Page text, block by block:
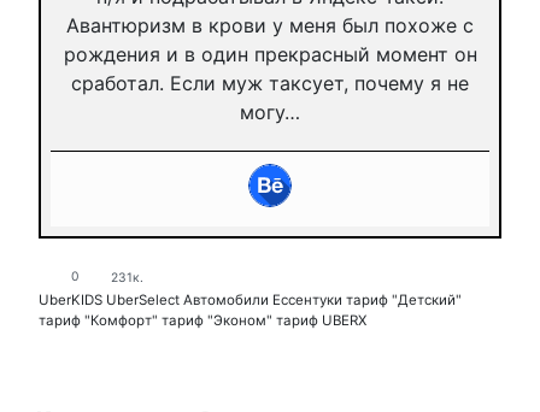
Авантюризм в крови у меня был похоже с
рождения и в один прекрасный момент он
сработал. Если муж таксует, почему я не
могу…
0 231к.
UberKIDS UberSelect Автомобили Ессентуки тариф "Детский"
тариф "Комфорт" тариф "Эконом" тариф UBERX